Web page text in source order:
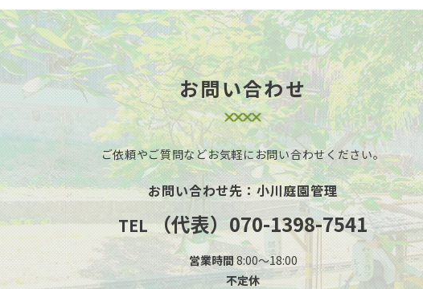
お問い合わせ
ご依頼やご質問などお気軽にお問い合わせください。
お問い合わせ先：小川庭園管理
TEL（代表）070-1398-7541
営業時間8:00～18:00
不定休